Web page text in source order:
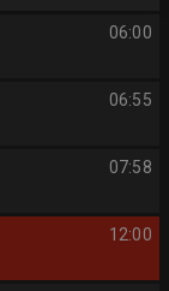
06:00
06:55
07:58
12:00